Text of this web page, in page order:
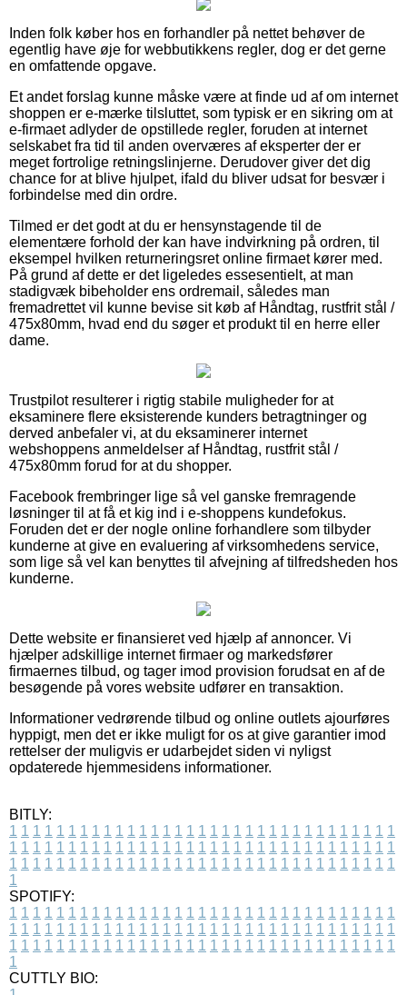
Inden folk køber hos en forhandler på nettet behøver de
egentlig have øje for webbutikkens regler, dog er det gerne
en omfattende opgave.
Et andet forslag kunne måske være at finde ud af om internet
shoppen er e-mærke tilsluttet, som typisk er en sikring om at
e-firmaet adlyder de opstillede regler, foruden at internet
selskabet fra tid til anden overværes af eksperter der er
meget fortrolige retningslinjerne. Derudover giver det dig
chance for at blive hjulpet, ifald du bliver udsat for besvær i
forbindelse med din ordre.
Tilmed er det godt at du er hensynstagende til de
elementære forhold der kan have indvirkning på ordren, til
eksempel hvilken returneringsret online firmaet kører med.
På grund af dette er det ligeledes essesentielt, at man
stadigvæk bibeholder ens ordremail, således man
fremadrettet vil kunne bevise sit køb af Håndtag, rustfrit stål /
475x80mm, hvad end du søger et produkt til en herre eller
dame.
Trustpilot resulterer i rigtig stabile muligheder for at
eksaminere flere eksisterende kunders betragtninger og
derved anbefaler vi, at du eksaminerer internet
webshoppens anmeldelser af Håndtag, rustfrit stål /
475x80mm forud for at du shopper.
Facebook frembringer lige så vel ganske fremragende
løsninger til at få et kig ind i e-shoppens kundefokus.
Foruden det er der nogle online forhandlere som tilbyder
kunderne at give en evaluering af virksomhedens service,
som lige så vel kan benyttes til afvejning af tilfredsheden hos
kunderne.
Dette website er finansieret ved hjælp af annoncer. Vi
hjælper adskillige internet firmaer og markedsfører
firmaernes tilbud, og tager imod provision forudsat en af de
besøgende på vores website udfører en transaktion.
Informationer vedrørende tilbud og online outlets ajourføres
hyppigt, men det er ikke muligt for os at give garantier imod
rettelser der muligvis er udarbejdet siden vi nyligst
opdaterede hjemmesidens informationer.
BITLY:
1 1 1 1 1 1 1 1 1 1 1 1 1 1 1 1 1 1 1 1 1 1 1 1 1 1 1 1 1 1 1 1 1
1 1 1 1 1 1 1 1 1 1 1 1 1 1 1 1 1 1 1 1 1 1 1 1 1 1 1 1 1 1 1 1 1
1 1 1 1 1 1 1 1 1 1 1 1 1 1 1 1 1 1 1 1 1 1 1 1 1 1 1 1 1 1 1 1 1
1
SPOTIFY:
1 1 1 1 1 1 1 1 1 1 1 1 1 1 1 1 1 1 1 1 1 1 1 1 1 1 1 1 1 1 1 1 1
1 1 1 1 1 1 1 1 1 1 1 1 1 1 1 1 1 1 1 1 1 1 1 1 1 1 1 1 1 1 1 1 1
1 1 1 1 1 1 1 1 1 1 1 1 1 1 1 1 1 1 1 1 1 1 1 1 1 1 1 1 1 1 1 1 1
1
CUTTLY BIO: